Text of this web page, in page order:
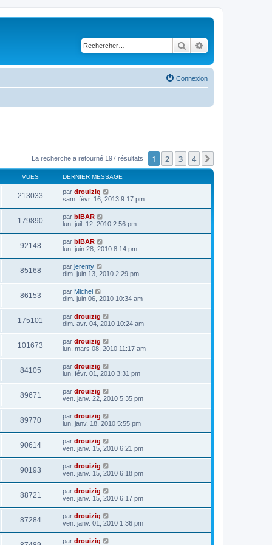
Rechercher
Connexion
La recherche a retourné 197 résultats 1 2 3 4
VUES DERNIER MESSAGE
213033 par drouizig
sam. févr. 16, 2013 9:17 pm
179890 par bIBAR
lun. juil. 12, 2010 2:56 pm
92148 par bIBAR
lun. juin 28, 2010 8:14 pm
85168 par jeremy
dim. juin 13, 2010 2:29 pm
86153 par Michel
dim. juin 06, 2010 10:34 am
175101 par drouizig
dim. avr. 04, 2010 10:24 am
101673 par drouizig
lun. mars 08, 2010 11:17 am
84105 par drouizig
lun. févr. 01, 2010 3:31 pm
89671 par drouizig
ven. janv. 22, 2010 5:35 pm
89770 par drouizig
lun. janv. 18, 2010 5:55 pm
90614 par drouizig
ven. janv. 15, 2010 6:21 pm
90193 par drouizig
ven. janv. 15, 2010 6:18 pm
88721 par drouizig
ven. janv. 15, 2010 6:17 pm
87284 par drouizig
ven. janv. 01, 2010 1:36 pm
par drouizig